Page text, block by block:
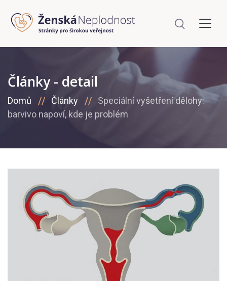
Články - detail
Domů Články
Speciální vyšetření dělohy:
barvivo napoví, kde je problém